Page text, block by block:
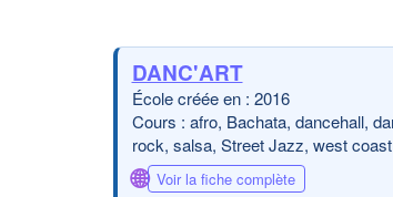
DANC'ART
École créée en : 2016
Cours : afro, Bachata, dancehall,
rock, salsa, Street Jazz, west
🌐 Voir la fiche complète